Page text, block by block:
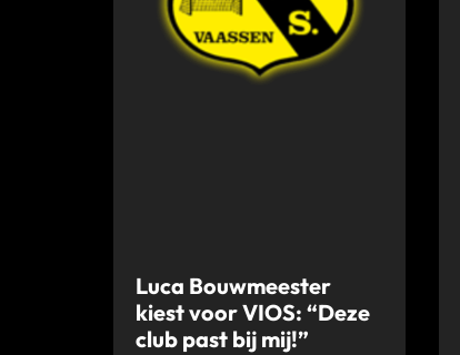
Luca Bouwmeester
kiest voor VIOS: “Deze
club past bij mij!”